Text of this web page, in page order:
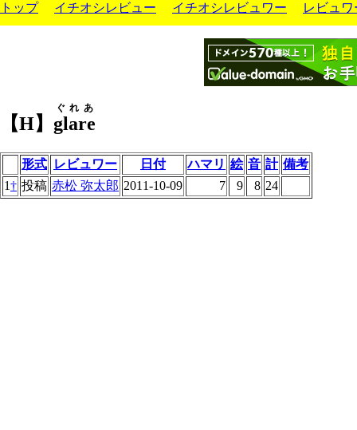
トップ イチオシレビュー イチオシレビュワー レビュワ
【H】 glare
ぐれあ
形式 レビュワー 日付 ハマリ 絵 音 計 備考
1† 投稿 赤松 弥太郎 2011-10-09 7 9 8 24